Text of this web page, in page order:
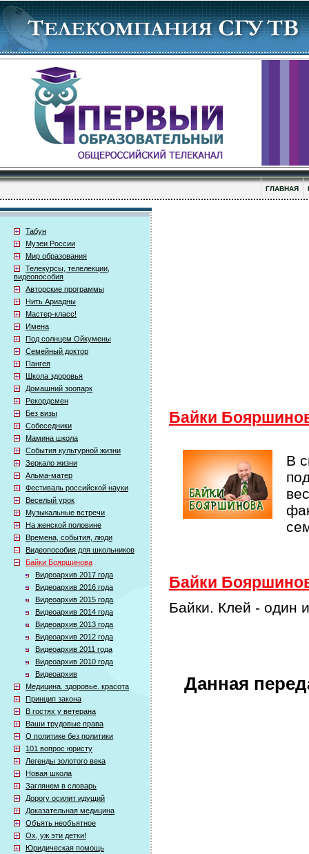
ГЛАВНАЯ
Табун
Музеи России
Мир образования
Телекурсы, телелекции,
видеопособия
Авторские программы
Нить Ариадны
Мастер-класс!
Имена
Под солнцем Ойкумены
Семейный доктор
Пангея
Школа здоровья
Домашний зоопарк
Рекордсмен
Без визы
Собеседники
Мамина школа
События культурной жизни
Зеркало жизни
Альма-матер
Фестиваль российской науки
Веселый урок
Музыкальные встречи
На женской половине
Времена, события, люди
Видеопособия для школьников
Байки Бояршинова
Видеоархив 2017 года
Видеоархив 2016 года
Видеоархив 2015 года
Видеоархив 2014 года
Видеоархив 2013 года
Видеоархив 2012 года
Видеоархив 2011 года
Видеоархив 2010 года
Видеоархив
Медицина. здоровье. красота
Принцип закона
В гостях у ветерана
Ваши трудовые права
О политике без политики
101 вопрос юристу
Легенды золотого века
Новая школа
Заглянем в словарь
Дорогу осилит идущий
Доказательная медицина
Объять необъятное
Ох, уж эти детки!
Юридическая помощь
Байки
В
Байки
Байки. Клей - один
Данная